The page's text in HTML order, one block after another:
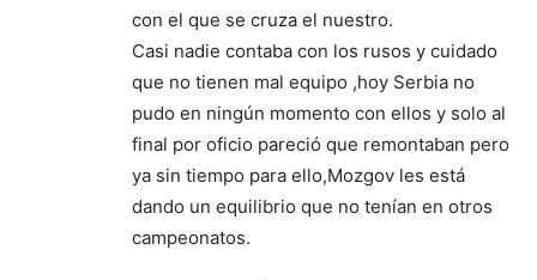
con el que se cruza el nuestro.
Casi nadie contaba con los rusos y cuidado
que no tienen mal equipo ,hoy Serbia no
pudo en ningún momento con ellos y solo al
final por oficio pareció que remontaban pero
ya sin tiempo para ello,Mozgov les está
dando un equilibrio que no tenían en otros
campeonatos.